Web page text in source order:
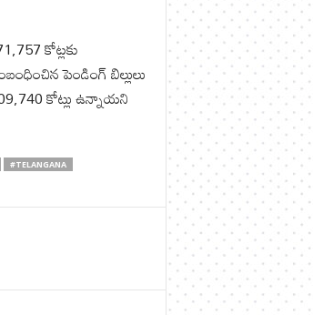
కోట్లకు
పెండింగ్ బిల్లులు
కోట్లు ఉన్నాయని
#TELANGANA